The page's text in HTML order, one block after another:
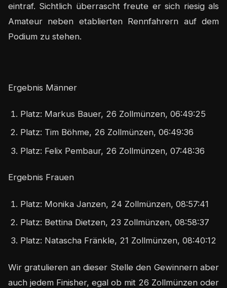
eintraf. Sichtlich überrascht freute er sich riesig als
Amateur neben etablierten Rennfahrern auf dem
Podium zu stehen.
Ergebnis Männer
Platz: Markus Bauer, 26 Zollmünzen, 06:49:25
Platz: Tim Böhme, 26 Zollmünzen, 06:49:36
Platz: Felix Pembaur, 26 Zollmünzen, 07:48:36
Ergebnis Frauen
Platz: Monika Janzen, 24 Zollmünzen, 08:57:41
Platz: Bettina Dietzen, 23 Zollmünzen, 08:58:37
Platz: Natascha Fränkle, 21 Zollmünzen, 08:40:12
Wir gratulieren an dieser Stelle den Gewinnern aber
auch jedem Finisher, egal ob mit 26 Zollmünzen oder